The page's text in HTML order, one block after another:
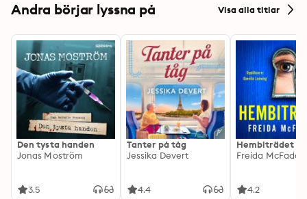
Andra börjar lyssna på Visa alla titlar
Den tysta handen
Jonas Moström
3.5
Tanter på tåg
Jessika Devert
4.4
Hembiträdet
Freida
4.2